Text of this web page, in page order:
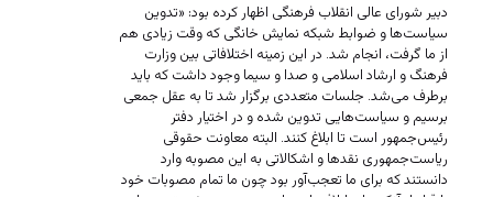
دبیر شورای عالی انقلاب فرهنگی اظهار کرده بود: «تدوین
سیاست‌ها و ضوابط شبکه نمایش خانگی که وقت زیادی هم
از ما گرفت، ‌انجام شد. در این زمینه اختلافاتی بین وزارت
فرهنگ و ارشاد اسلامی و صدا و سیما وجود داشت که باید
برطرف می‌شد. جلسات متعددی برگزار شد تا به عقل جمعی
برسیم و سیاست‌هایی تدوین شده و در اختیار دفتر
رئیس‌جمهور است تا ابلاغ کنند. البته معاونت حقوقی
ریاست‌جمهوری نقدها و اشکالاتی به این مصوبه وارد
دانستند که برای ما تعجب‌آور بود چون ما تمام مصوبات خود